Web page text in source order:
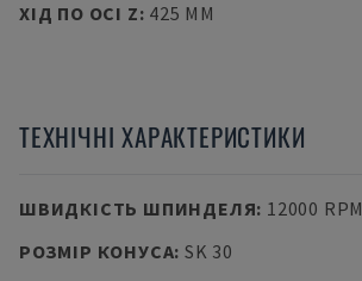
ХІД ПО ОСІ Z: 425 MM
ТЕХНІЧНІ ХАРАКТЕРИСТИКИ
ШВИДКІСТЬ ШПИНДЕЛЯ: 12000 RPM
РОЗМІР КОНУСА: SK 30